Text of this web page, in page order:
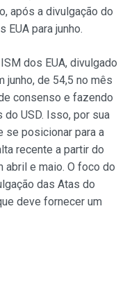
após a divulgação do
para junho.
dos EUA, divulgado
junho, de 54,5 no mês
consenso e fazendo
USD. Isso, por sua
se posicionar para a
recente a partir do
abril e maio. O foco do
das Atas do
deve fornecer um